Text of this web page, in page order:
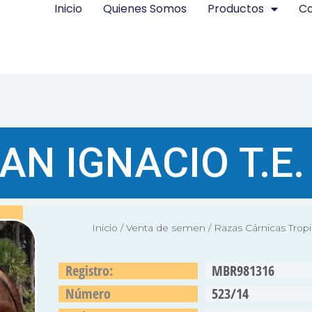
Inicio Quienes Somos Productos
IGNACIO
Inicio /Venta de semen / Razas Cárnicas
Registro:
Número
MBR981316
523/14